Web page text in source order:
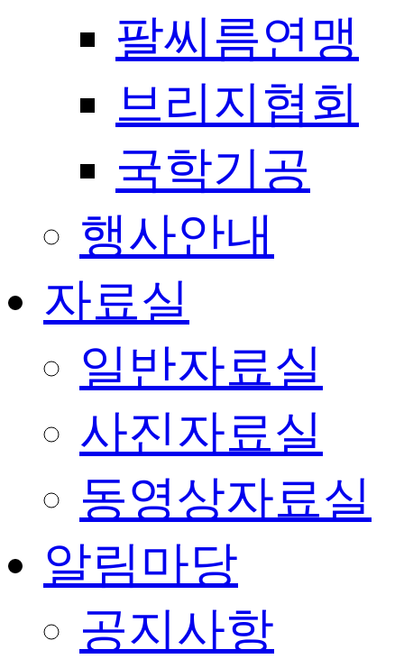
팔씨름연맹
브리지협회
국학기공
행사안내
자료실
일반자료실
사진자료실
동영상자료실
알림마당
공지사항